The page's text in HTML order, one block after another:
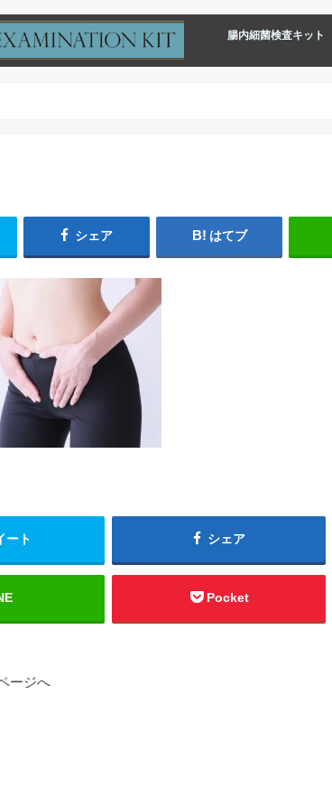
腸内細菌検査キット
シェア はてブ
ート シェア
Pocket
ージへ